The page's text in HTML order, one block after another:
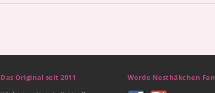
Das Original seit 2011
Werde Nesthäkchen Fan